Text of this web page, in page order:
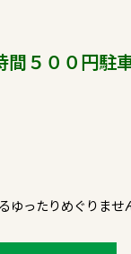
間５００円駐
ゆったりめぐりま